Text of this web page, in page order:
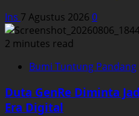
Ins 7 Agustus 2026 0
2 minutes read
Bumi Tuntung Pandang
Duta GenRe Diminta
Era Digital